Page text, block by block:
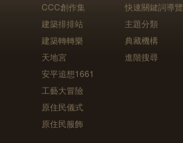
CCC創作集
建築排排站
建築轉轉樂
天地宮
安平追想1661
工藝大冒險
原住民儀式
原住民服飾
快速關鍵詞導覽
主題分類
典藏機構
進階搜尋